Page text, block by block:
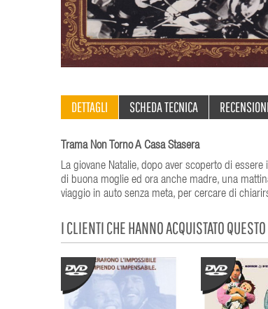
DETTAGLI SCHEDA TECNICA RECENSIONI
Trama Non Torno A Casa Stasera
La giovane Natalie, dopo aver scoperto di
di buona moglie ed ora anche madre, una
viaggio in auto senza meta, per cercare di
I CLIENTI CHE HANNO ACQUISTATO